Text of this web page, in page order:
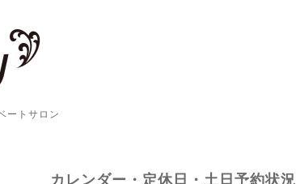
ートサロン
カレンダー・定休日・土日予約状況